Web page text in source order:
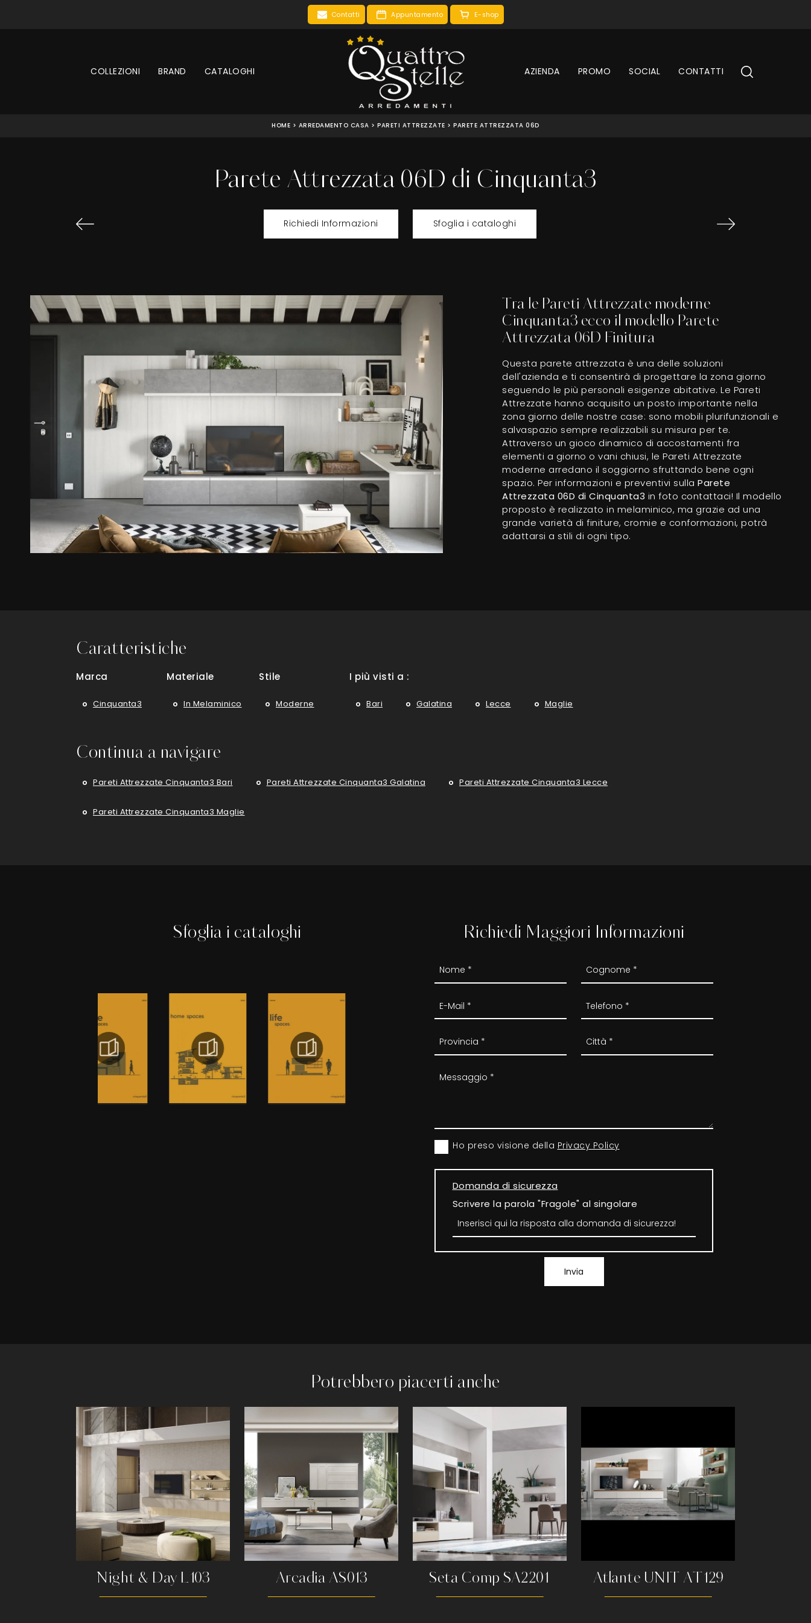
Contatti Appuntamento E-shop
COLLEZIONI BRAND CATALOGHI AZIENDA PROMO SOCIAL CONTATTI
HOME > ARREDAMENTO CASA >PARETI ATTREZZATE >PARETE ATTREZZATA 06D
Parete Attrezzata 06D di Cinquanta3
Richiedi Informazioni Sfoglia i cataloghi
Tra le Pareti Attrezzate moderne
Cinquanta3 ecco il modello Parete
Attrezzata 06D Finitura
Questa parete attrezzata è una delle soluzioni
dell'azienda e ti consentirà di progettare la zona giorno
seguendo le più personali esigenze abitative. Le Pareti
Attrezzate hanno acquisito un posto importante nella
zona giorno delle nostre case: sono mobili plurifunzionali e
salvaspazio sempre realizzabili su misura per te.
Attraverso un gioco dinamico di accostamenti fra
elementi a giorno o vani chiusi, le Pareti Attrezzate
moderne arredano il soggiorno sfruttando bene ogni
spazio. Per informazioni e preventivi sulla Parete
Attrezzata 06D di Cinquanta3 in foto contattaci! Il modello
proposto è realizzato in melaminico, ma grazie ad una
grande varietà di finiture, cromie e conformazioni, potrà
adattarsi a stili di ogni tipo.
Caratteristiche
Marca
Cinquanta3
Materiale
In Melaminico
Stile
Moderne
I più visti a :
Bari Galatina Lecce Maglie
Continua a navigare
Pareti Attrezzate Cinquanta3 Bari Pareti Attrezzate Cinquanta3 Galatina Pareti Attrezzate Cinquanta3 Lecce
Pareti Attrezzate Cinquanta3 Maglie
Sfoglia i cataloghi Richiedi Maggiori Informazioni
Ho preso visione della Privacy Policy
Domanda di sicurezza
Scrivere la parola "Fragole" al singolare
Invia
Potrebbero piacerti anche
Night & Day L103 Arcadia AS013 Seta Comp SA2201 Atlante UNIT AT129